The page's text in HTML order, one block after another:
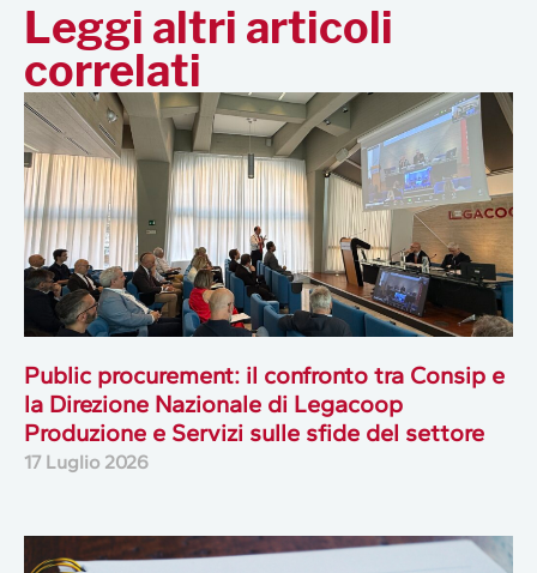
Leggi altri articoli
correlati
Public procurement: il confronto tra Consip e
la Direzione Nazionale di Legacoop
Produzione e Servizi sulle sfide del settore
17 Luglio 2026